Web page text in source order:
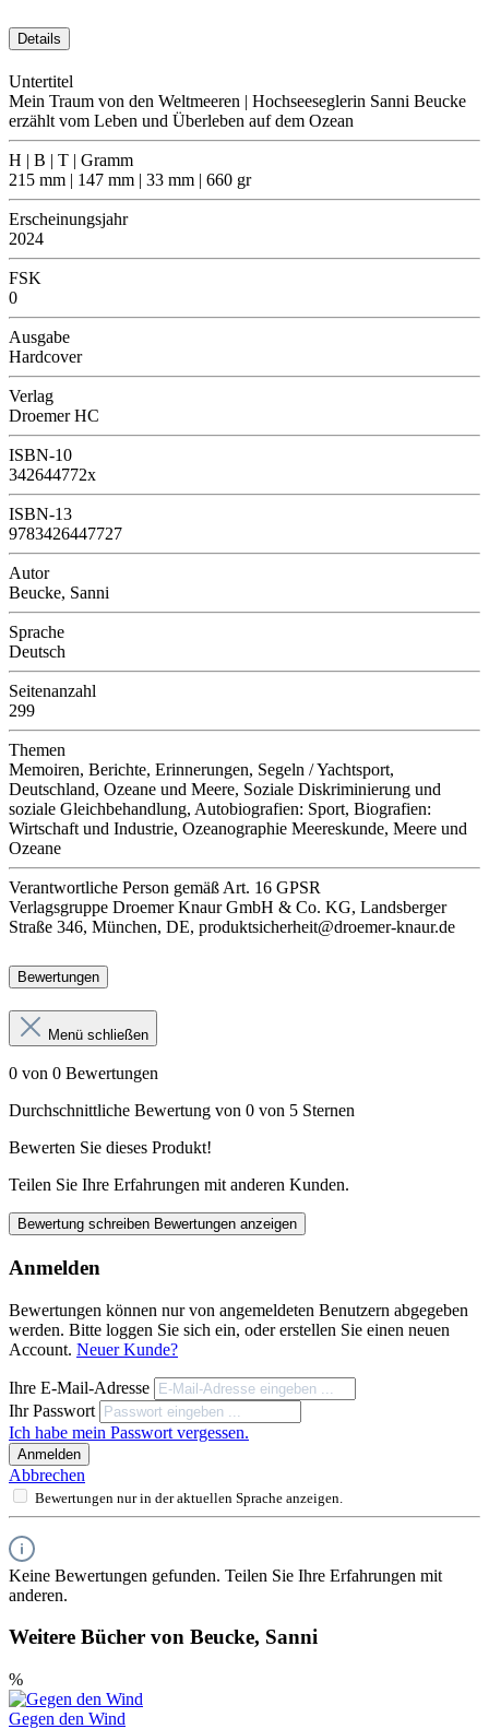
Details
Untertitel
Mein Traum von den Weltmeeren | Hochseeseglerin Sanni Beucke
erzählt vom Leben und Überleben auf dem Ozean
H | B | T | Gramm
215 mm | 147 mm | 33 mm | 660 gr
Erscheinungsjahr
2024
FSK
0
Ausgabe
Hardcover
Verlag
Droemer HC
ISBN-10
342644772x
ISBN-13
9783426447727
Autor
Beucke, Sanni
Sprache
Deutsch
Seitenanzahl
299
Themen
Memoiren, Berichte, Erinnerungen, Segeln / Yachtsport,
Deutschland, Ozeane und Meere, Soziale Diskriminierung und
soziale Gleichbehandlung, Autobiografien: Sport, Biografien:
Wirtschaft und Industrie, Ozeanographie Meereskunde, Meere und
Ozeane
Verantwortliche Person gemäß Art. 16 GPSR
Verlagsgruppe Droemer Knaur GmbH & Co. KG, Landsberger
Straße 346, München, DE, produktsicherheit@droemer-knaur.de
Bewertungen
Menü schließen
0 von 0 Bewertungen
Durchschnittliche Bewertung von 0 von 5 Sternen
Bewerten Sie dieses Produkt!
Teilen Sie Ihre Erfahrungen mit anderen Kunden.
Bewertung schreiben Bewertungen anzeigen
Anmelden
Bewertungen können nur von angemeldeten Benutzern abgegeben
werden. Bitte loggen Sie sich ein, oder erstellen Sie einen neuen
Account. Neuer Kunde?
Ihre E-Mail-Adresse
Ihr Passwort
Ich habe mein Passwort vergessen.
Anmelden
Abbrechen
Bewertungen nur in der aktuellen Sprache anzeigen.
Keine Bewertungen gefunden. Teilen Sie Ihre Erfahrungen mit
anderen.
Weitere Bücher von Beucke, Sanni
%
Gegen den Wind